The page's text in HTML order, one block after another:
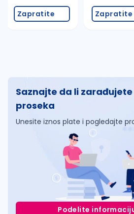
Zapratite Zapratite
Saznajte da li
proseka
Unesite iznos plate i pogledajte
Podelite